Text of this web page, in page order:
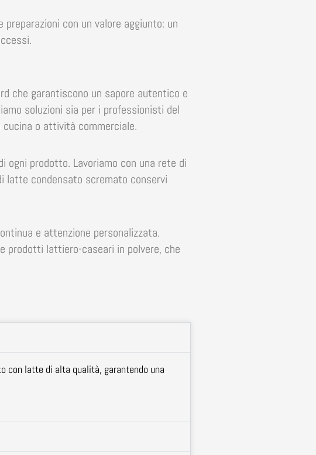
con un valore aggiunto: un
che garantiscono un sapore autentico e
soluzioni sia per i professionisti del
o attività commerciale.
ogni prodotto. Lavoriamo con una rete di
latte condensato scremato conservi
e attenzione personalizzata.
prodotti lattiero-caseari in polvere, che
con latte di alta qualità, garantendo una